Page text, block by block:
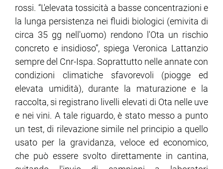
rossi. “L'elevata tossicità a basse concentrazioni e
la lunga persistenza nei fluidi biologici (emivita di
circa 35 gg nell'uomo) rendono l'Ota un rischio
concreto e insidioso”, spiega Veronica Lattanzio
sempre del Cnr-Ispa. Soprattutto nelle annate con
condizioni climatiche sfavorevoli (piogge ed
elevata umidità), durante la maturazione e la
raccolta, si registrano livelli elevati di Ota nelle uve
e nei vini. A tale riguardo, è stato messo a punto
un test, di rilevazione simile nel principio a quello
usato per la gravidanza, veloce ed economico,
che può essere svolto direttamente in cantina,